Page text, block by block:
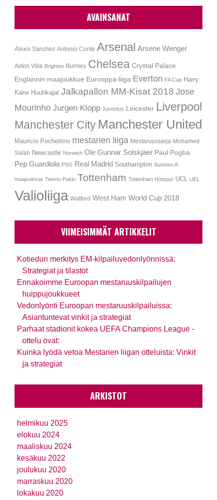
AVAINSANAT
Alexis Sanchez Antonio Conte Arsenal Arsene Wenger
Aston Villa Brighton Burnley Chelsea Crystal Palace
Englannin maajoukkue Eurooppa-liiga Everton FA Cup Harry
Kane Huuhkajat Jalkapallon MM-Kisat 2018 Jose
Mourinho Jurgen Klopp Juventus Leicester Liverpool
Manchester City Manchester United
Mauricio Pochettino mestarien liiga Mestaruussarja Mohamed
Salah Newcastle Norwich Ole Gunnar Solskjaer Paul Pogba
Pep Guardiola PSG Real Madrid Southampton Suomen A-
maajoukkue Teemu Pukki Tottenham Tottenham Hotspur UCL UEL
Valioliiga Watford West Ham World Cup 2018
VIIMEISIMMÄT ARTIKKELIT
Kotiedun merkitys EM-kilpailuvedonlyönnissä:
Strategiat ja tilastot
Ennakoimme Euroopan mestaruuskilpailujen
huippujoukkueet
Vedonlyönti Euroopan mestaruuskilpailuissa:
Asiantuntevat vinkit ja strategiat
Parhaat stadionit kokea UEFA Champions League -
ottelu ovat:
Kuinka lyödä vetoa Mestarien liigan otteluista: Vinkit
ja strategiat
ARKISTOT
helmikuu 2025
elokuu 2024
maaliskuu 2024
kesäkuu 2022
joulukuu 2020
marraskuu 2020
lokakuu 2020